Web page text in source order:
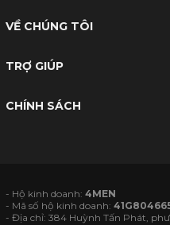
VỀ CHÚNG TÔI
TRỢ GIÚP
CHÍNH SÁCH
- Hộ kinh doanh:4MEN
- Mã số hộ kinh doanh:
- Địa chỉ: 384 Huỳnh Tấn Phát,